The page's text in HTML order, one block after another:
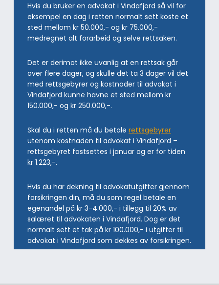
Hvis du bruker en advokat i Vindafjord så vil for
eksempel en dag i retten normalt sett koste et
sted mellom kr 50.000,- og kr 75.000,-
medregnet alt forarbeid og selve rettsaken.
Det er derimot ikke uvanlig at en rettsak går
over flere dager, og skulle det ta 3 dager vil det
med rettsgebyrer og kostnader til advokat i
Vindafjord kunne havne et sted mellom kr
150.000,- og kr 250.000,-.
Skal du i retten må du betale rettsgebyrer
utenom kostnaden til advokat i Vindafjord –
rettsgebyret fastsettes i januar og er for tiden
kr 1.223,-.
Hvis du har dekning til advokatutgifter gjennom
forsikringen din, må du som regel betale en
egenandel på kr 3-4.000,- i tillegg til 20% av
salæret til advokaten i Vindafjord. Dog er det
normalt sett et tak på kr 100.000,- i utgifter til
advokat i Vindafjord som dekkes av forsikringen.